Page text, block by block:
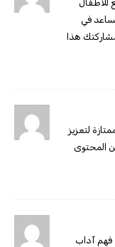
للأطفال
في
هذا
لتعزيز
المحتوى
فهم آداب